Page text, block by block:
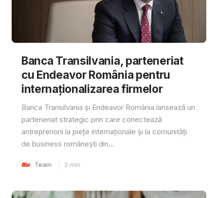
Banca Transilvania, parteneriat
cu Endeavor România pentru
internaționalizarea firmelor
Banca Transilvania și Endeavor România lansează un
parteneriat strategic prin care conectează
antreprenorii la piețe internaționale și la comunități
de business românești din...
Team 2 min